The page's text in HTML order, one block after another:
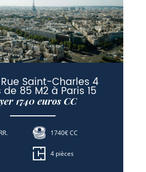
Rue Saint-Charles 4
85 M2 à Paris 15
1740 euros CC
1740€ CC
4 pièces